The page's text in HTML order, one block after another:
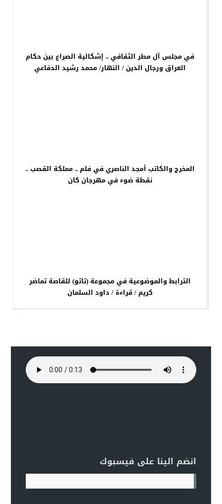
في مجلس آل مطر الثقافي .. إشكالية الصراع بين حكام
العراق ورجال الدين / النهار/ محمد رشيد الدفاعي
المخرج والكاتب أمجد الناصري في فلم .. مملكة القصب ..
نقطة ضوء في مهرجان كان
الترابط والموضوعية في مجموعة (تاتو) للقاصة تماضر
كريم / قراءة / داود السلمان
انضم الينا على فيسبوك